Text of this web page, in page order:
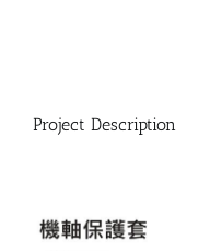
Project Description